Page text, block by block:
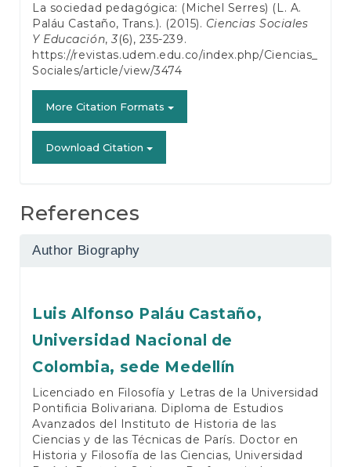
La sociedad pedagógica: (Michel Serres) (L. A.
Paláu Castaño, Trans.). (2015). Ciencias Sociales
Y Educación,3(6), 235-239.
https://revistas.udem.edu.co/index.php/Ciencias_
Sociales/article/view/3474
More Citation Formats
Download Citation
References
Author Biography
Luis Alfonso Paláu Castaño,
Universidad Nacional de
Colombia, sede Medellín
Licenciado en Filosofía y Letras de la Universidad
Pontificia Bolivariana. Diploma de Estudios
Avanzados del Instituto de Historia de las
Ciencias y de las Técnicas de París. Doctor en
Historia y Filosofía de las Ciencias, Universidad